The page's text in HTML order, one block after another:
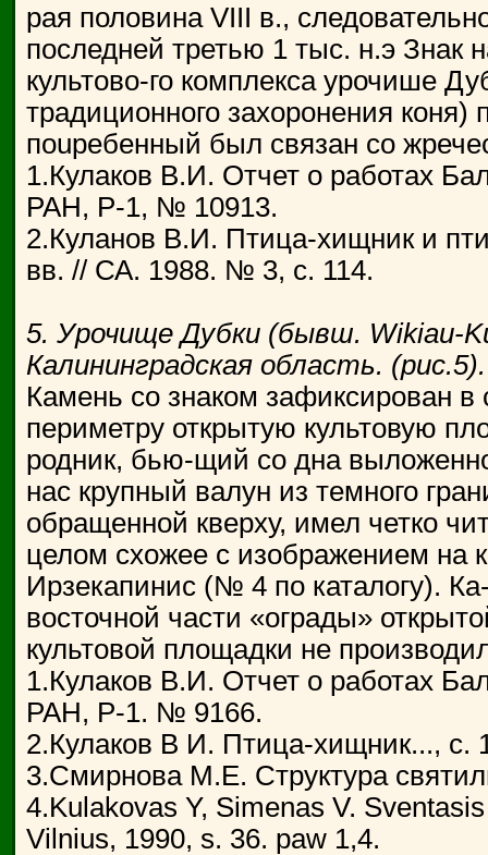
рая половина VIII в.,
последней третью 1 тыс. н.э Знак
культово-го комплекса урочише
традиционного захоронения коня)
поuребенный был связан со
1.Кулаков В.И. Отчет о работах
РАН, Р-1, № 10913.
2.Куланов В.И. Птица-хищник и
вв. // СА. 1988. № 3, с. 114.
5. Урочище Дубки (бывш. Wikiau-
Калининградская область. (рис.5).
Камень со знаком зафиксирован
периметру открытую культовую
родник, бью-щий со дна
нас крупный валун из темного
обращенной кверху, имел четко
целом схожее с изображением на
Ирзекапинис (№ 4 по каталогу).
восточной части «ограды»
культовой площадки не
1.Кулаков В.И. Отчет о работах
РАН, Р-1. № 9166.
2.Кулаков В И. Птица-хищник..., с.
3.Смирнова М.Е. Структура
4.Kulakovas Y, Simenas V.
Vilnius, 1990, s. 36. paw 1,4.